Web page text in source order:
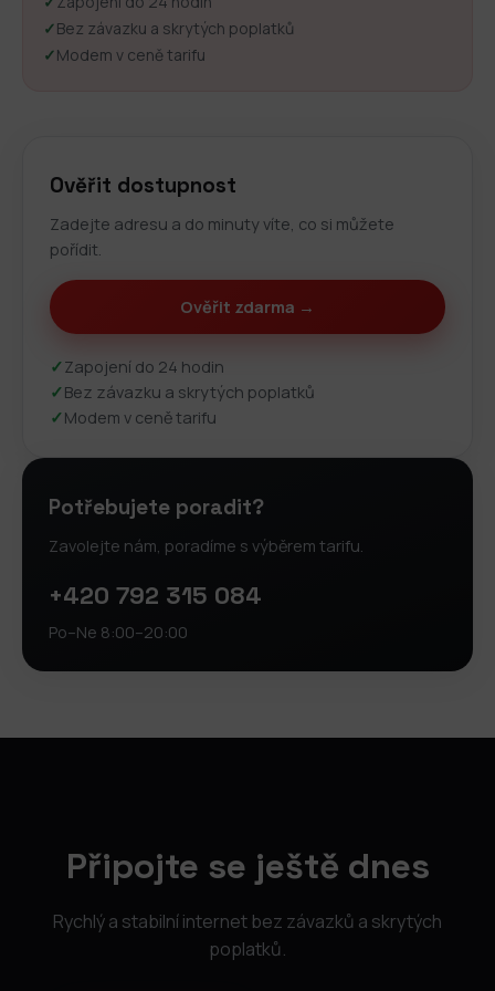
✓Bez závazku a skrytých poplatků
✓Modem v ceně tarifu
Ověřit dostupnost
Zadejte adresu a do minuty víte, co si můžete
pořídit.
Ověřit zdarma →
✓Zapojení do 24 hodin
✓Bez závazku a skrytých poplatků
✓Modem v ceně tarifu
Potřebujete poradit?
Zavolejte nám, poradíme s výběrem tarifu.
+420 792 315 084
Po–Ne 8:00–20:00
Připojte se ještě dnes
Rychlý a stabilní internet bez závazků a skrytých
poplatků.